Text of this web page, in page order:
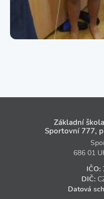
Základní
Sportovní 777,
686 01
IČO:
DIČ:
Datová